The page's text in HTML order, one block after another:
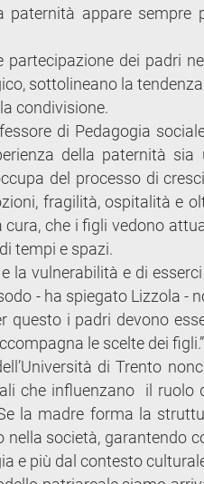
paternità appare sempre
dei padri
sottolineano la
condivisione.
di Pedagogia
della paternità sia
del processo di
fragilità, ospitalità e
che i figli vedono
tempi e spazi.
la vulnerabilità e di
- ha spiegato Lizzola -
questo i padri devono
le scelte dei figli.”
di Trento
che influenzano il ruolo
la madre forma la
nella società, garantendo
e più dal contesto